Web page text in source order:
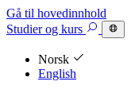
Gå til hovedinnhold
Studierog kurs
Norsk
English